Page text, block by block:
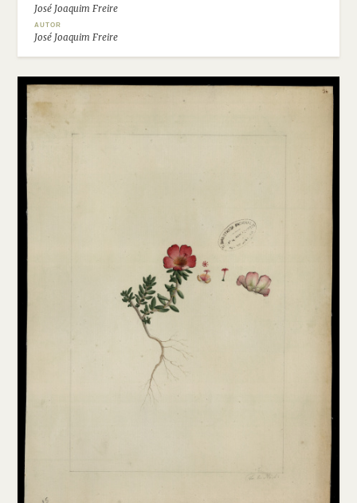
José Joaquim Freire
AUTOR
José Joaquim Freire